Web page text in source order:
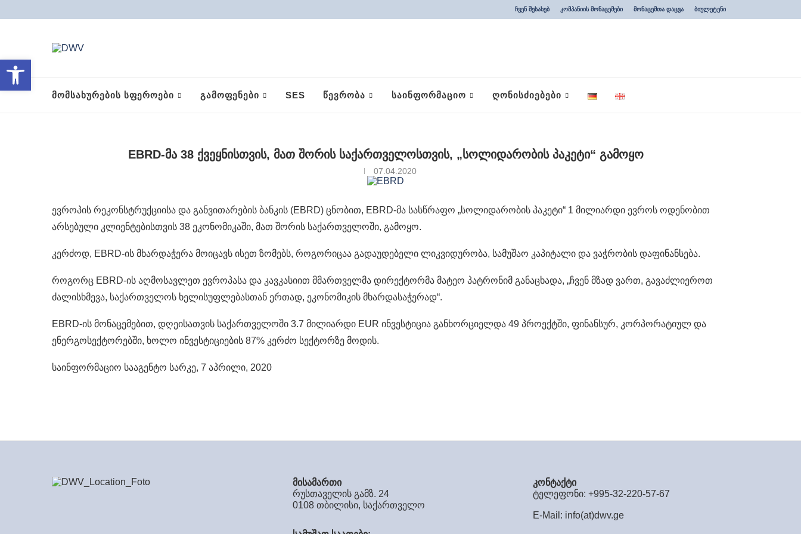
Open toolbar
ჩვენ შესახებ კომპანიის მონაცემები მონაცემთა დაცვა ბიულეტენი
ᲛᲝᲛᲡᲐᲮᲣᲠᲔᲑᲘᲡ ᲡᲤᲔᲠᲝᲔᲑᲘ ᲒᲐᲛᲝᲤᲔᲜᲔᲑᲘ SES ᲬᲔᲕᲠᲝᲑᲐ ᲡᲐᲘᲜᲤᲝᲠᲛᲐᲪᲘᲝ ᲦᲝᲜᲘᲡᲫᲘᲔᲑᲔᲑᲘ
EBRD-მა 38 ქვეყნისთვის, მათ შორის საქართველოსთვის, „სოლიდარობის პაკეტი“ გამოყო
07.04.2020
ევროპის რეკონსტრუქციისა და განვითარების ბანკის (EBRD) ცნობით, EBRD-მა სასწრაფო „სოლიდარობის პაკეტი“ 1 მილიარდი ევროს ოდენობით
არსებული კლიენტებისთვის 38 ეკონომიკაში, მათ შორის საქართველოში, გამოყო.
კერძოდ, EBRD-ის მხარდაჭერა მოიცავს ისეთ ზომებს, როგორიცაა გადაუდებელი ლიკვიდურობა, სამუშაო კაპიტალი და ვაჭრობის დაფინანსება.
როგორც EBRD-ის აღმოსავლეთ ევროპასა და კავკასიით მმართველმა დირექტორმა მატეო პატრონიმ განაცხადა, „ჩვენ მზად ვართ, გავაძლიეროთ
ძალისხმევა, საქართველოს ხელისუფლებასთან ერთად, ეკონომიკის მხარდასაჭერად“.
EBRD-ის მონაცემებით, დღეისათვის საქართველოში 3.7 მილიარდი EUR ინვესტიცია განხორციელდა 49 პროექტში, ფინანსურ, კორპორატიულ და
ენერგოსექტორებში, ხოლო ინვესტიციების 87% კერძო სექტორზე მოდის.
საინფორმაციო სააგენტო სარკე, 7 აპრილი, 2020
მისამართი
რუსთაველის გამზ. 24
0108 თბილისი, საქართველო
კონტაქტი
ტელეფონი: +995-32-220-57-67
E-Mail: info(at)dwv.ge